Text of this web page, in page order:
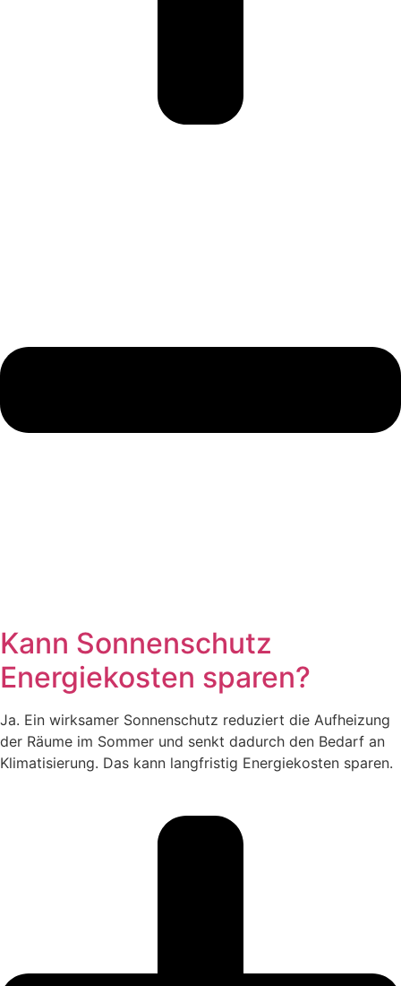
Kann Sonnenschutz
Energiekosten sparen?
Ja. Ein wirksamer Sonnenschutz reduziert die Aufheizung
der Räume im Sommer und senkt dadurch den Bedarf an
Klimatisierung. Das kann langfristig Energiekosten sparen.